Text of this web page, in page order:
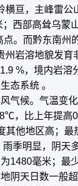
亘，主峰雷公
西部高耸乌蒙
。而黔东南州
岩溶地貌发育
%，境内岩溶
态系统 。
候。气温变化
，比上年提
他地区高；最
季明显，阴天
1480毫米；最
阴天日数一般